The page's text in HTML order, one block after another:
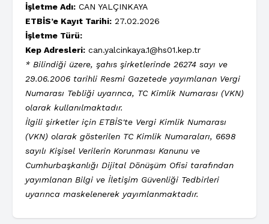
İşletme Adı: CAN YALÇINKAYA
ETBİS’e Kayıt Tarihi: 27.02.2026
İşletme Türü:
Kep Adresleri: can.yalcinkaya.1@hs01.kep.tr
* Bilindiği üzere, şahıs şirketlerinde 26274 sayı ve
29.06.2006 tarihli Resmi Gazetede yayımlanan Vergi
Numarası Tebliği uyarınca, TC Kimlik Numarası (VKN)
olarak kullanılmaktadır.
İlgili şirketler için ETBİS'te Vergi Kimlik Numarası
(VKN) olarak gösterilen TC Kimlik Numaraları, 6698
sayılı Kişisel Verilerin Korunması Kanunu ve
Cumhurbaşkanlığı Dijital Dönüşüm Ofisi tarafından
yayımlanan Bilgi ve İletişim Güvenliği Tedbirleri
uyarınca maskelenerek yayımlanmaktadır.